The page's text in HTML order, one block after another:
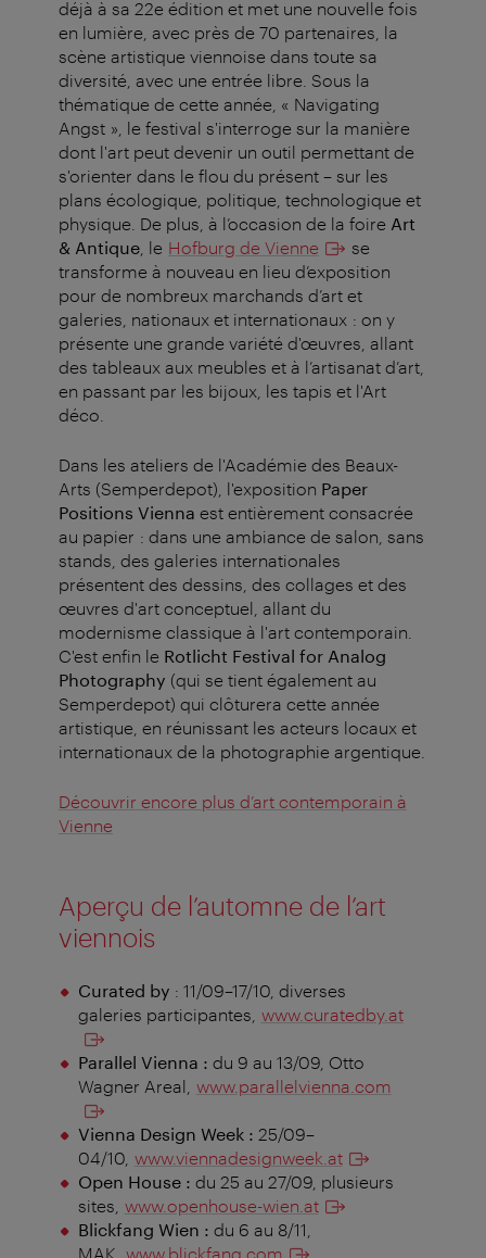
déjà à sa 22e édition et met une nouvelle fois
en lumière, avec près de 70 partenaires, la
scène artistique viennoise dans toute sa
diversité, avec une entrée libre. Sous la
thématique de cette année, « Navigating
Angst », le festival s'interroge sur la manière
dont l'art peut devenir un outil permettant de
s'orienter dans le flou du présent – sur les
plans écologique, politique, technologique et
physique. De plus, à l’occasion de la foire Art
& Antique , le Hofburg de Vienne
se
transforme à nouveau en lieu d’exposition
pour de nombreux marchands d’art et
galeries, nationaux et internationaux : on y
présente une grande variété d'œuvres, allant
des tableaux aux meubles et à l’artisanat d’art,
en passant par les bijoux, les tapis et l'Art
déco.
Dans les ateliers de l'Académie des Beaux-
Arts (Semperdepot), l'exposition Paper
Positions Vienna est entièrement consacrée
au papier : dans une ambiance de salon, sans
stands, des galeries internationales
présentent des dessins, des collages et des
œuvres d'art conceptuel, allant du
modernisme classique à l'art contemporain.
C'est enfin le Rotlicht Festival for Analog
Photography (qui se tient également au
Semperdepot) qui clôturera cette année
artistique, en réunissant les acteurs locaux et
internationaux de la photographie argentique.
Découvrir encore plus d’art contemporain à
Vienne
Aperçu de l’automne de l’art
viennois
Curated by : 11/09–17/10, diverses
galeries participantes, www.curatedby.at
Parallel Vienna : du 9 au 13/09, Otto
Wagner Areal, www.parallelvienna.com
Vienna Design Week : 25/09–
04/10, www.viennadesignweek.at
Open House : du 25 au 27/09, plusieurs
sites, www.openhouse-wien.at
Blickfang Wien : du 6 au 8/11,
MAK, www.blickfang.com